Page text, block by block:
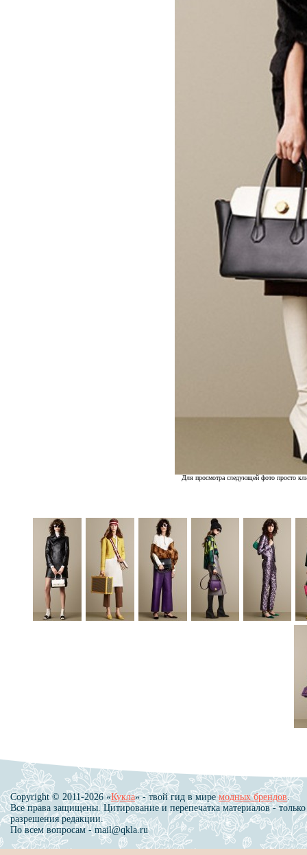
Для просмотра следующей фото просто
Copyright © 2011-2026 «Кукла» - твой гид в миремодных брендов.
Все права защищены. Цитирование и перепечатка материалов - только
разрешения редакции.
По всем вопросам - mail@qkla.ru